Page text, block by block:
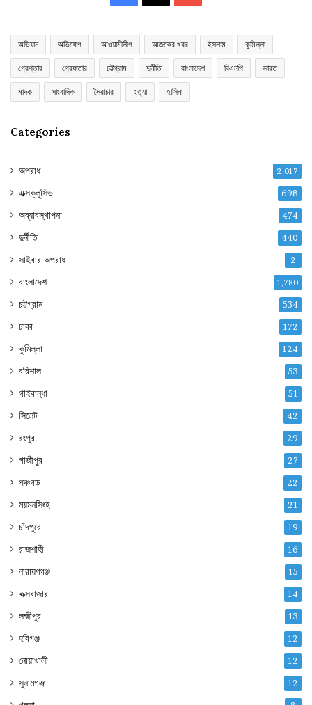
অভিযান অভিযোগ আওয়ামীলীগ আজকের খবর ইসলাম কুমিল্লা
গ্রেপ্তার গ্রেফতার চট্টগ্রাম দুর্নীতি বাংলাদেশ বিএনপি ভারত
মাদক সাংবাদিক সৈরাচার হত্যা হাসিনা
Categories
অপরাধ 2,017
এক্সক্লুসিভ 698
অব্যাবস্থাপনা 474
দুর্নীতি 440
সাইবার অপরাধ 2
বাংলাদেশ 1,780
চট্টগ্রাম 534
ঢাকা 172
কুমিল্লা 124
বরিশাল 53
গাইবান্ধা 51
সিলেট 42
রংপুর 29
গাজীপুর 27
পঞ্চগড় 22
ময়মনসিংহ 21
চাঁদপুরে 19
রাজশাহী 16
নারায়ণগঞ্জ 15
কক্সবাজার 14
লক্ষ্মীপুর 13
হবিগঞ্জ 12
নোয়াখালী 12
সুনামগঞ্জ 12